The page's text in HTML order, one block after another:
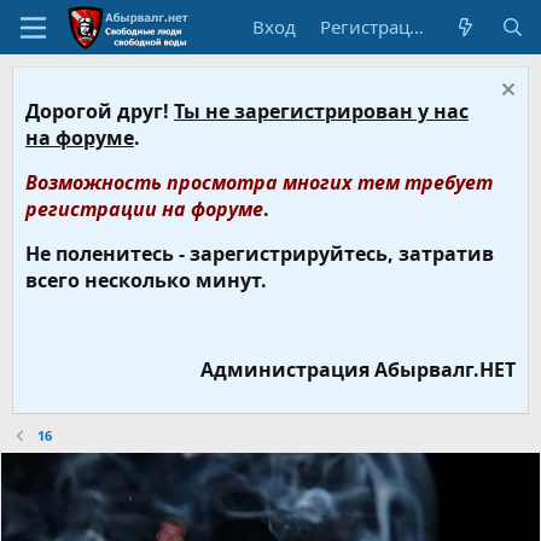
Вход Регистрация
Дорогой друг! Ты не зарегистрирован у нас
на форуме.
Возможность просмотра многих тем требует
регистрации на форуме.
Не поленитесь - зарегистрируйтесь, затратив
всего несколько минут.
Администрация Абырвалг.НЕТ
16